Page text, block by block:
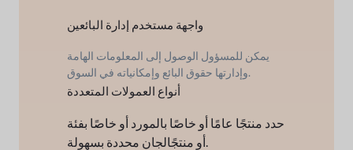
واجهة مستخدم إدارة البائعين
يمكن للمسؤول الوصول إلى المعلومات الهامة
وإدارتهاحقوق البائع وإمكانياته في السوق.
أنواع العمولات المتعددة
حدد منتجًا عامًا أو خاصًا بالمورد أو خاصًا بفئة
أو منتجًالجان محددة بسهولة.